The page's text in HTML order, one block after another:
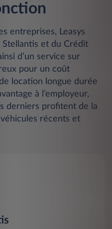
entreprises, Leasys
et du Crédit
d’un service sur
pour un coût
location longue durée
à l’employeur,
derniers profitent de la
récents et